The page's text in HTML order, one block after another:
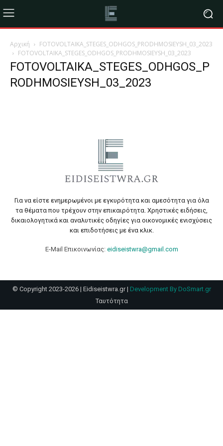
Αρχική
FOTOVOLTAIKA_STEGES_ODHGOS_PRODHMOSIEYSH_03_2023
FOTOVOLTAIKA_STEGES_ODHGOS_PRODHMOSIEYSH_03_2023
FOTOVOLTAIKA_STEGES_ODHGOS_P
RODHMOSIEYSH_03_2023
Για να είστε ενημερωμένοι με εγκυρότητα και αμεσότητα για όλα
τα θέματα που τρέχουν στην επικαιρότητα. Χρηστικές ειδήσεις,
δικαιολογητικά και αναλυτικές οδηγίες για οικονομικές ενισχύσεις
και επιδοτήσεις με ένα κλικ.
E-Mail Επικοινωνίας: eidiseistwra@gmail.com
© Copyright 2023-2026 | Eidiseistwra.gr | Development By DoSmart.gr
Ταυτότητα